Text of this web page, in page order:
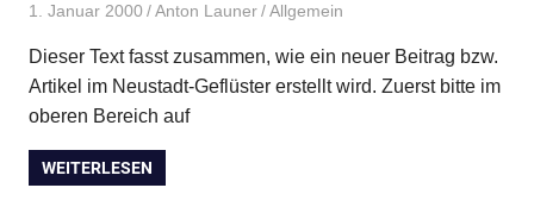
1. Januar 2000 Anton Launer Allgemein
Dieser Text fasst zusammen, wie ein neuer Beitrag bzw.
Artikel im Neustadt-Geflüster erstellt wird. Zuerst bitte im
oberen Bereich auf
WEITERLESEN